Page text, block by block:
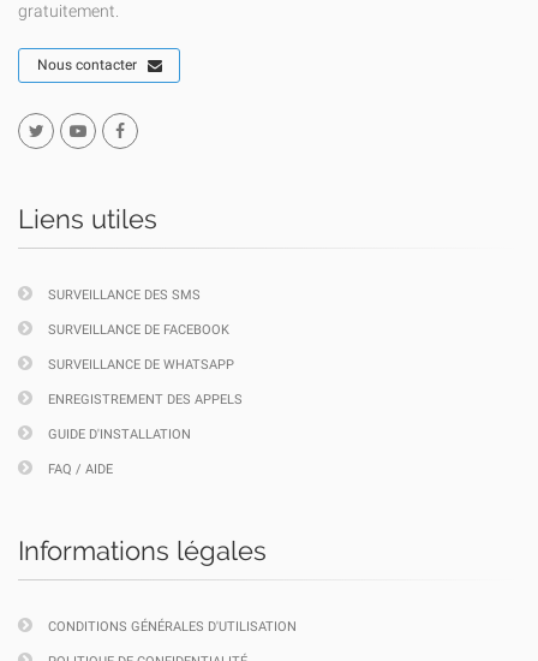
gratuitement.
Nous contacter
Liens utiles
SURVEILLANCE DES SMS
SURVEILLANCE DE FACEBOOK
SURVEILLANCE DE WHATSAPP
ENREGISTREMENT DES APPELS
GUIDE D'INSTALLATION
FAQ / AIDE
Informations légales
CONDITIONS GÉNÉRALES D'UTILISATION